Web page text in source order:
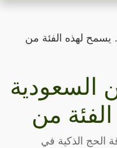
لهذه الفئة من
السعودية
من
الحج الذكية في